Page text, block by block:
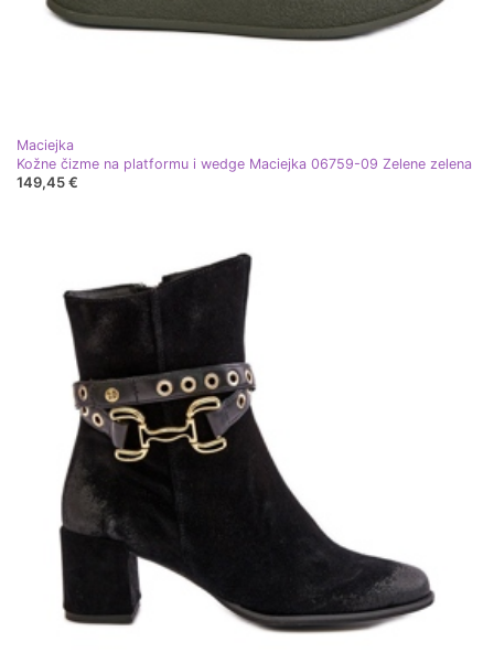
Maciejka
Kožne čizme na platformu i wedge Maciejka 06759-09 Zelene zelena
149,45 €